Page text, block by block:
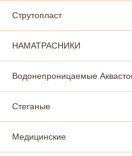
Струтопласт
НАМАТРАСНИКИ
Водонепроницаемые
Стеганые
Медицинские